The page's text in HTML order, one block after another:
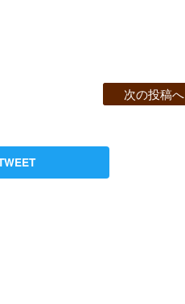
次の投稿へ